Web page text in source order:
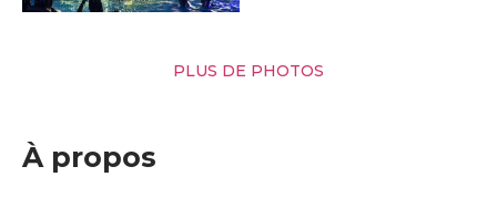
PLUS DE PHOTOS
À propos